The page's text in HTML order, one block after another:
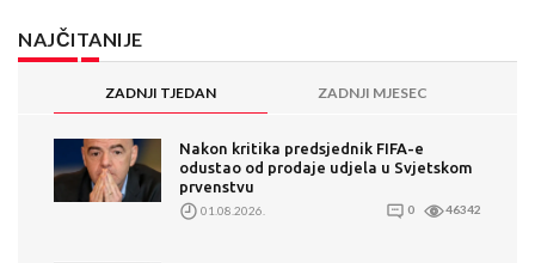
NAJČITANIJE
ZADNJI TJEDAN ZADNJI MJESEC
Nakon kritika predsjednik FIFA-e
odustao od prodaje udjela u Svjetskom
prvenstvu
01.08.2026. 0 46342